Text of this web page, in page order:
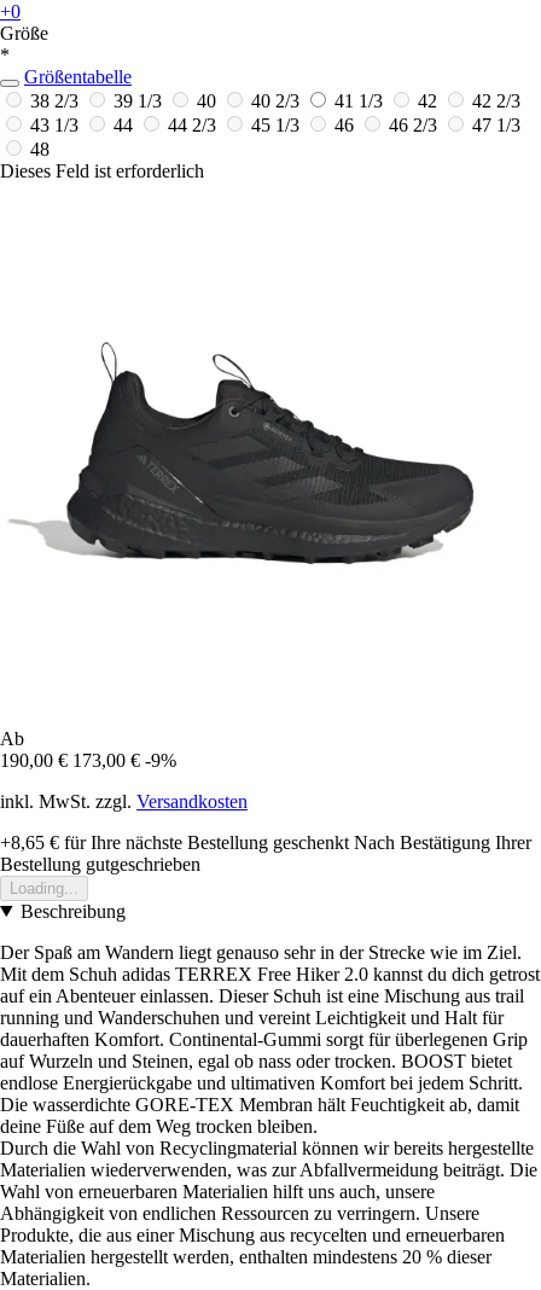
+0
Größe
*
Größentabelle
38 2/3
39 1/3 40 40 2/3 41 1/3 42
42 2/3
43 1/3
44 44 2/3 45 1/3 46 46 2/3
47 1/3
48
Dieses Feld ist erforderlich
Ab
190,00 € 173,00 € -9%
inkl. MwSt. zzgl. Versandkosten
+8,65 € für Ihre nächste Bestellung geschenkt Nach Bestätigung Ihrer
Bestellung gutgeschrieben
Loading...
Beschreibung
Der Spaß am Wandern liegt genauso sehr in der Strecke wie im Ziel.
Mit dem Schuh adidas TERREX Free Hiker 2.0 kannst du dich getrost
auf ein Abenteuer einlassen. Dieser Schuh ist eine Mischung aus trail
running und Wanderschuhen und vereint Leichtigkeit und Halt für
dauerhaften Komfort. Continental-Gummi sorgt für überlegenen Grip
auf Wurzeln und Steinen, egal ob nass oder trocken. BOOST bietet
endlose Energierückgabe und ultimativen Komfort bei jedem Schritt.
Die wasserdichte GORE-TEX Membran hält Feuchtigkeit ab, damit
deine Füße auf dem Weg trocken bleiben.
Durch die Wahl von Recyclingmaterial können wir bereits hergestellte
Materialien wiederverwenden, was zur Abfallvermeidung beiträgt. Die
Wahl von erneuerbaren Materialien hilft uns auch, unsere
Abhängigkeit von endlichen Ressourcen zu verringern. Unsere
Produkte, die aus einer Mischung aus recycelten und erneuerbaren
Materialien hergestellt werden, enthalten mindestens 20 % dieser
Materialien.